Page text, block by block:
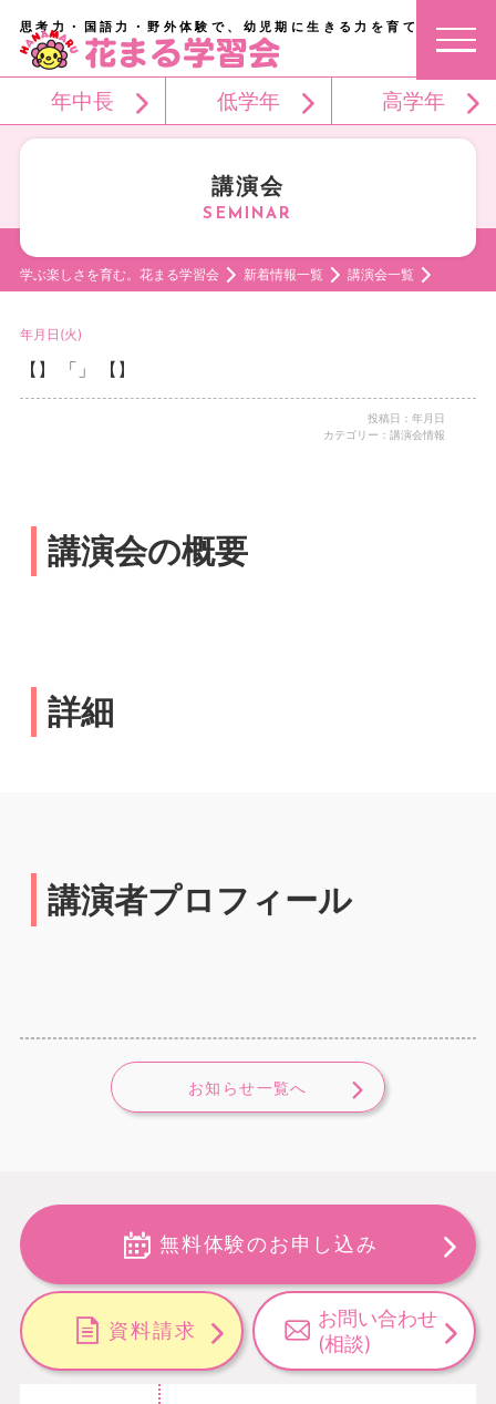
思考力・国語力・野外体験で、幼児期に生きる力を育てる。
年中長 低学年 高学年
講演会
学ぶ楽しさを育む。花まる学習会 新着情報一覧 講演会一覧
年月日(火)
【】 「」 【】
投稿日：年月日
カテゴリー：講演会情報
講演会の概要
詳細
講演者プロフィール
お知らせ一覧へ
無料体験のお申し込み
資料請求
お問い合わせ
(相談)